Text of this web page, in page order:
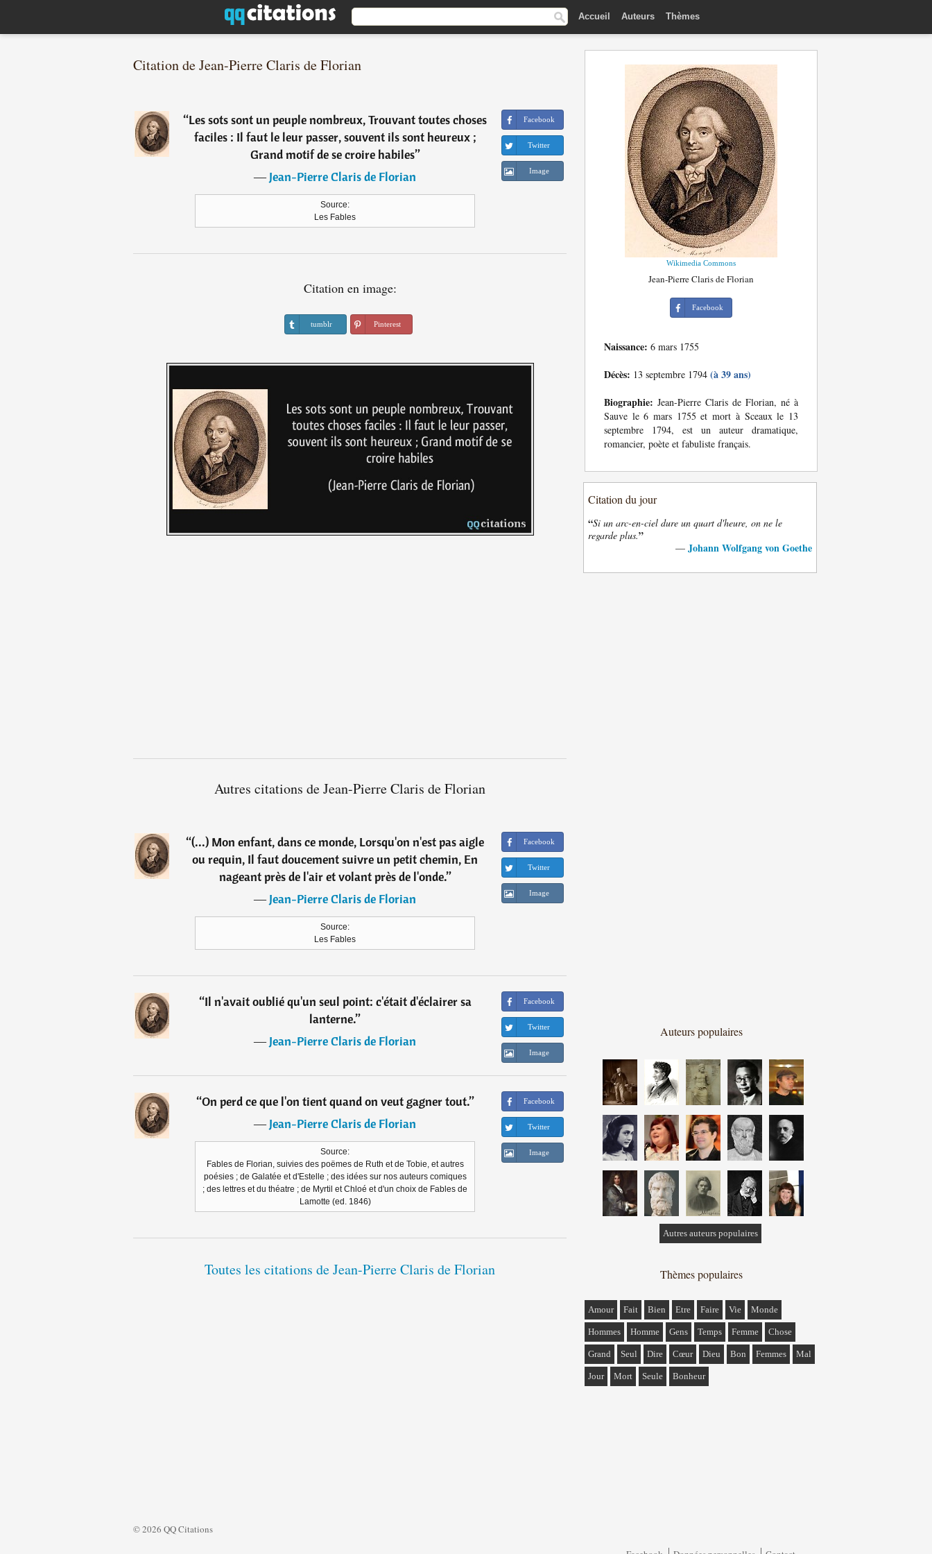
Accueil Auteurs Thèmes
Citation de Jean-Pierre Claris de Florian
“Les sots sont un peuple nombreux, Trouvant toutes choses
faciles : Il faut le leur passer, souvent ils sont heureux ;
Grand motif de se croire habiles”
―Jean-Pierre Claris de Florian
Source:
Les Fables
Facebook
Twitter
Image
Citation en image:
tumblr Pinterest
Autres citations de Jean-Pierre Claris de Florian
“(...) Mon enfant, dans ce monde, Lorsqu'on n'est pas aigle
ou requin, Il faut doucement suivre un petit chemin, En
nageant près de l'air et volant près de l'onde.”
―Jean-Pierre Claris de Florian
Source:
Les Fables
Facebook
Twitter
Image
“Il n'avait oublié qu'un seul point: c'était d'éclairer sa
lanterne.”
―Jean-Pierre Claris de Florian
Facebook
Twitter
Image
“On perd ce que l'on tient quand on veut gagner tout.”
―Jean-Pierre Claris de Florian
Source:
Fables de Florian, suivies des poëmes de Ruth et de Tobie, et autres
poésies ; de Galatée et d'Estelle ; des idées sur nos auteurs comiques
; des lettres et du théatre ; de Myrtil et Chloé et d'un choix de Fables de
Lamotte (ed. 1846)
Facebook
Twitter
Image
Toutes les citations de Jean-Pierre Claris de Florian
Wikimedia Commons
Jean-Pierre Claris de Florian
Facebook
Naissance: 6 mars 1755
Décès: 13 septembre 1794 (à 39 ans)
Biographie: Jean-Pierre Claris de Florian, né à
Sauve le 6 mars 1755 et mort à Sceaux le 13
septembre 1794, est un auteur dramatique,
romancier, poète et fabuliste français.
Citation du jour
“Si un arc-en-ciel dure un quart d'heure, on ne le
regarde plus.”
— Johann Wolfgang von Goethe
Auteurs populaires
Autres auteurs populaires
Thèmes populaires
Amour Fait Bien Etre Faire Vie Monde
Hommes Homme Gens Temps Femme Chose
Grand Seul Dire Cœur Dieu Bon Femmes Mal
Jour Mort Seule Bonheur
© 2026 QQ Citations